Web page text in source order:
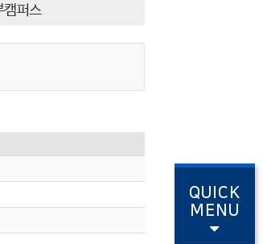
캠퍼스
QUICK
MENU